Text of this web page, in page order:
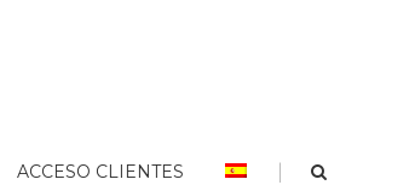
ACCESO CLIENTES |